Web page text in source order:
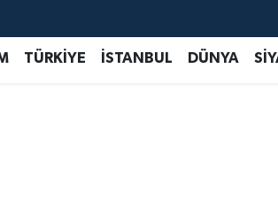
TÜRKİYE İSTANBUL DÜNYA